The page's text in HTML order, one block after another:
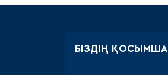
БІЗДІҢ ҚОСЫМША